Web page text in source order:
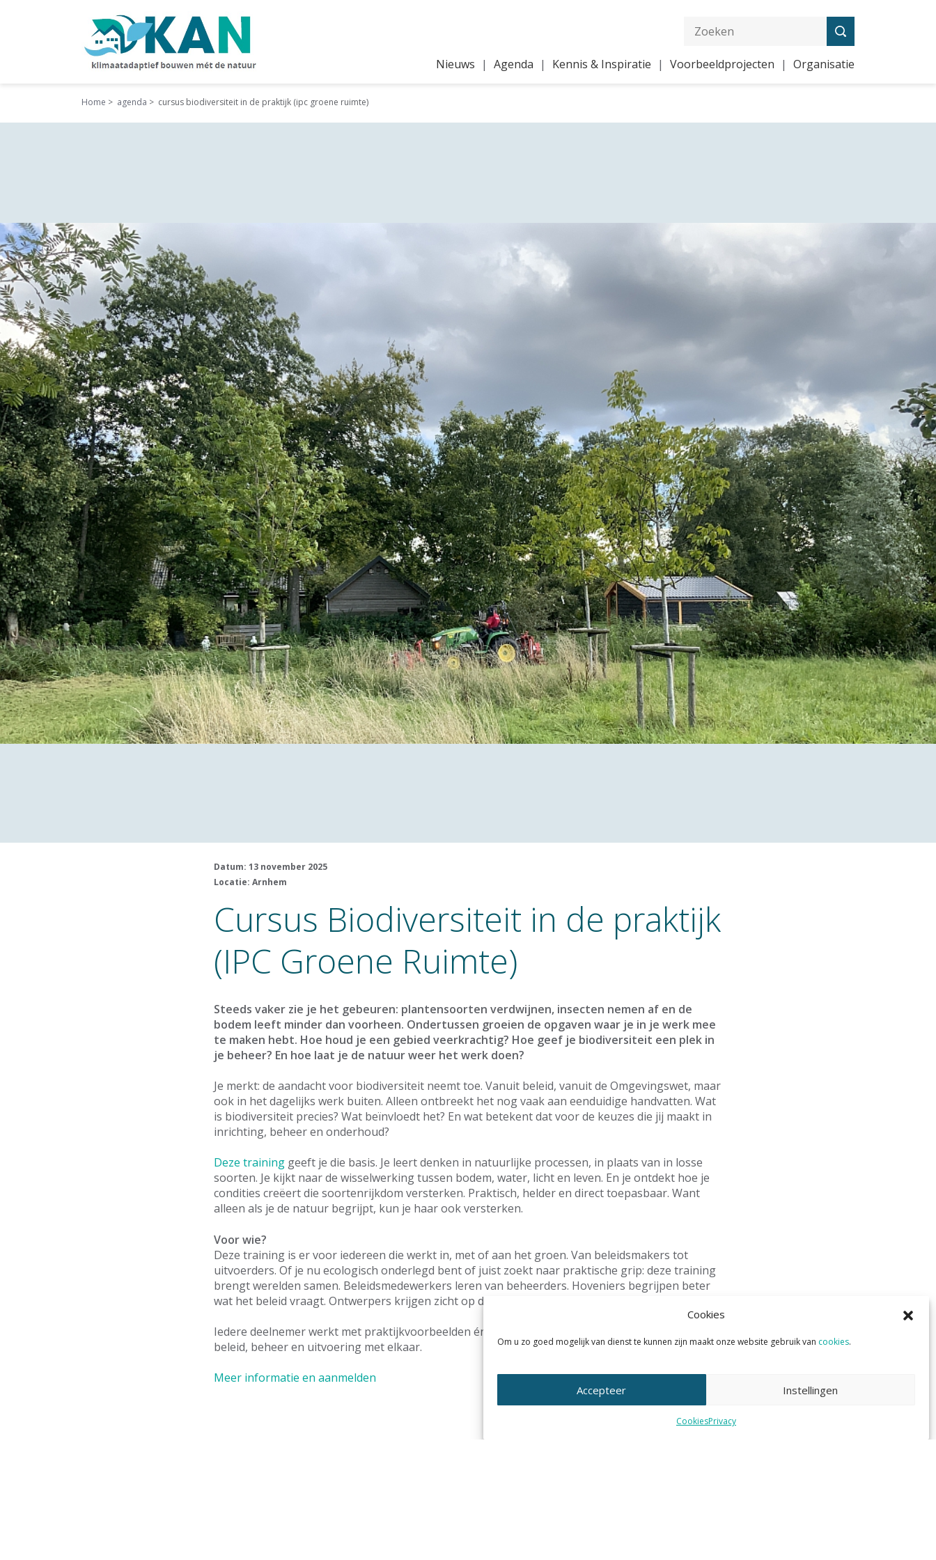
Cookies
Om u zo goed mogelijk van dienst te kunnen zijn maakt onze website gebruik van cookies.
Accepteer Instellingen
CookiesPrivacy
Nieuws Agenda Kennis & Inspiratie Voorbeeldprojecten Organisatie
Home agenda cursus biodiversiteit in de praktijk (ipc groene ruimte)
Datum: 13 november 2025
Locatie: Arnhem
Cursus Biodiversiteit in de praktijk
(IPC Groene Ruimte)
Steeds vaker zie je het gebeuren: plantensoorten verdwijnen, insecten nemen af en de
bodem leeft minder dan voorheen. Ondertussen groeien de opgaven waar je in je werk mee
te maken hebt. Hoe houd je een gebied veerkrachtig? Hoe geef je biodiversiteit een plek in
je beheer? En hoe laat je de natuur weer het werk doen?
Je merkt: de aandacht voor biodiversiteit neemt toe. Vanuit beleid, vanuit de Omgevingswet, maar
ook in het dagelijks werk buiten. Alleen ontbreekt het nog vaak aan eenduidige handvatten. Wat
is biodiversiteit precies? Wat beïnvloedt het? En wat betekent dat voor de keuzes die jij maakt in
inrichting, beheer en onderhoud?
Deze training geeft je die basis. Je leert denken in natuurlijke processen, in plaats van in losse
soorten. Je kijkt naar de wisselwerking tussen bodem, water, licht en leven. En je ontdekt hoe je
condities creëert die soortenrijkdom versterken. Praktisch, helder en direct toepasbaar. Want
alleen als je de natuur begrijpt, kun je haar ook versterken.
Voor wie?
Deze training is er voor iedereen die werkt in, met of aan het groen. Van beleidsmakers tot
uitvoerders. Of je nu ecologisch onderlegd bent of juist zoekt naar praktische grip: deze training
brengt werelden samen. Beleidsmedewerkers leren van beheerders. Hoveniers begrijpen beter
wat het beleid vraagt. Ontwerpers krijgen zicht op de ecologische gevolgen van hun keuzes.
Iedere deelnemer werkt met praktijkvoorbeelden én met de Meetlat Biodiversiteit. Zo verbind je
beleid, beheer en uitvoering met elkaar.
Meer informatie en aanmelden